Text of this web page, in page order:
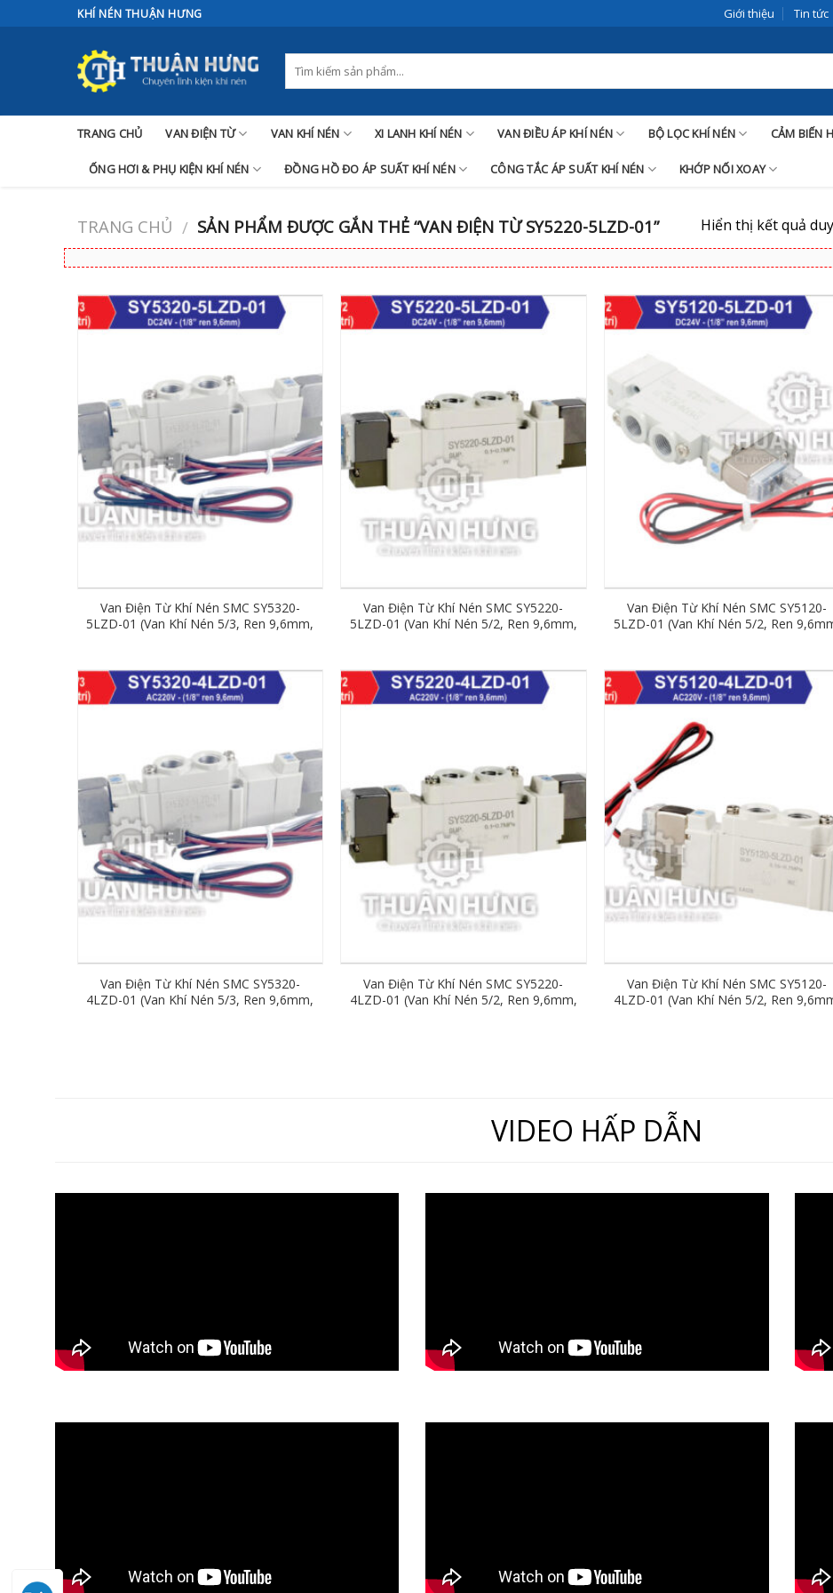
to
KHÍ NÉN THUẬN HƯNG Giới thiệu Tin tức
TRANG CHỦ VAN ĐIỆN TỪ VAN KHÍ NÉN XI LANH KHÍ NÉN VAN ĐIỀU ÁP KHÍ NÉN BỘ LỌC KHÍ NÉN CẢM BIẾN
ỐNG HƠI & PHỤ KIỆN KHÍ NÉN ĐỒNG HỒ ĐO ÁP SUẤT KHÍ NÉN CÔNG TẮC ÁP SUẤT KHÍ NÉN KHỚP NỐI XOAY
TRANG CHỦ / SẢN PHẨM ĐƯỢC GẮN THẺ “VAN ĐIỆN TỪ SY5220-5LZD-01” Hiển thị kết quả
Van Điện Từ Khí Nén SMC SY5320-
5LZD-01 (Van Khí Nén 5/3, Ren 9,6mm,
Van Điện Từ Khí Nén SMC SY5220-
5LZD-01 (Van Khí Nén 5/2, Ren 9,6mm,
Van Điện Từ Khí Nén SMC SY5120-
5LZD-01 (Van Khí Nén 5/2, Ren
Van Điện Từ Khí Nén SMC SY5320-
4LZD-01 (Van Khí Nén 5/3, Ren 9,6mm,
Van Điện Từ Khí Nén SMC SY5220-
4LZD-01 (Van Khí Nén 5/2, Ren 9,6mm,
Van Điện Từ Khí Nén SMC SY5120-
4LZD-01 (Van Khí Nén 5/2, Ren
VIDEO HẤP DẪN